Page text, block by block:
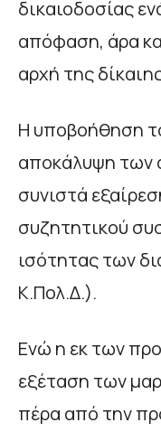
δικαιοδοσίας
απόφαση, άρα
αρχή της
Η υποβοήθηση
αποκάλυψη των
συνιστά
συζητητικού
ισότητας των
Κ.Πολ.Δ.).
Ενώ η εκ των
εξέταση των
πέρα από την